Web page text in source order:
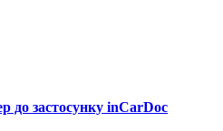
до застосунку inCarDoc